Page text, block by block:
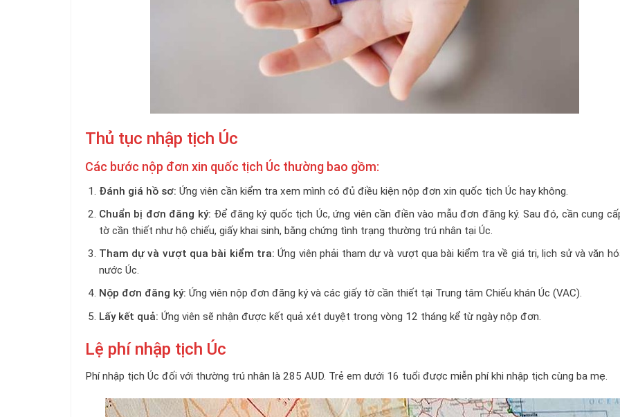
Thủ tục nhập tịch Úc
Các bước nộp đơn xin quốc tịch Úc thường bao gồm:
Đánh giá hồ sơ: Ứng viên cần kiểm tra xem mình có đủ điều kiện nộp đơn xin quốc tịch Úc hay không.
Chuẩn bị đơn đăng ký: Để đăng ký quốc tịch Úc, ứng viên cần điền vào mẫu đơn đăng ký. Sau đó, cần cung
tờ cần thiết như hộ chiếu, giấy khai sinh, bằng chứng tình trạng thường trú nhân tại Úc.
Tham dự và vượt qua bài kiểm tra: Ứng viên phải tham dự và vượt qua bài kiểm tra về giá trị, lịch sử và văn
nước Úc.
Nộp đơn đăng ký: Ứng viên nộp đơn đăng ký và các giấy tờ cần thiết tại Trung tâm Chiếu khán Úc (VAC).
Lấy kết quả: Ứng viên sẽ nhận được kết quả xét duyệt trong vòng 12 tháng kể từ ngày nộp đơn.
Lệ phí nhập tịch Úc
Phí nhập tịch Úc đối với thường trú nhân là 285 AUD. Trẻ em dưới 16 tuổi được miễn phí khi nhập tịch cùng ba mẹ.